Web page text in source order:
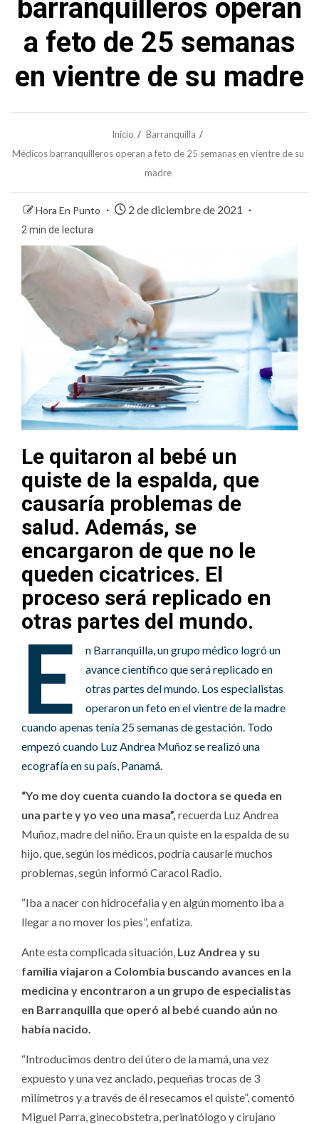
barranquilleros operan
a feto de 25 semanas
en vientre de su madre
Inicio
Barranquilla
Médicos barranquilleros operan a feto de 25 semanas en vientre de su
madre
Hora En Punto 2 de diciembre de 2021
2 min de lectura
Le quitaron al bebé un
quiste de la espalda, que
causaría problemas de
salud. Además, se
encargaron de que no le
queden cicatrices. El
proceso será replicado en
otras partes del mundo.
E
n Barranquilla, un grupo médico logró un
avance científico que será replicado en
otras partes del mundo. Los especialistas
operaron un feto en el vientre de la madre
cuando apenas tenía 25 semanas de gestación. Todo
empezó cuando Luz Andrea Muñoz se realizó una
ecografía en su país, Panamá.
“Yo me doy cuenta cuando la doctora se queda en
una parte y yo veo una masa”, recuerda Luz Andrea
Muñoz, madre del niño. Era un quiste en la espalda de su
hijo, que, según los médicos, podría causarle muchos
problemas, según informó Caracol Radio.
“Iba a nacer con hidrocefalia y en algún momento iba a
llegar a no mover los pies”, enfatiza.
Ante esta complicada situación, Luz Andrea y su
familia viajaron a Colombia buscando avances en la
medicina y encontraron a un grupo de especialistas
en Barranquilla que operó al bebé cuando aún no
había nacido.
“Introducimos dentro del útero de la mamá, una vez
expuesto y una vez anclado, pequeñas trocas de 3
milímetros y a través de él resecamos el quiste”, comentó
Miguel Parra, ginecobstetra, perinatólogo y cirujano